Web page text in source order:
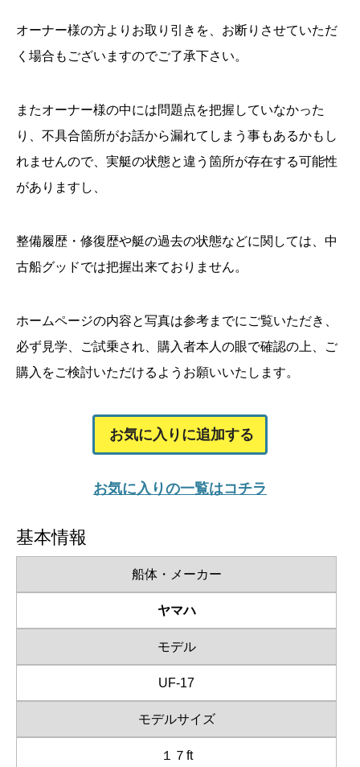
オーナー様の方よりお取り引きを、お断りさせていただ
く場合もございますのでご了承下さい。
またオーナー様の中には問題点を把握していなかった
り、不具合箇所がお話から漏れてしまう事もあるかもし
れませんので、実艇の状態と違う箇所が存在する可能性
がありますし、
整備履歴・修復歴や艇の過去の状態などに関しては、中
古船グッドでは把握出来ておりません。
ホームページの内容と写真は参考までにご覧いただき、
必ず見学、ご試乗され、購入者本人の眼で確認の上、ご
購入をご検討いただけるようお願いいたします。
お気に入りに追加する
お気に入りの一覧はコチラ
基本情報
船体・メーカー
ヤマハ
モデル
UF-17
モデルサイズ
１７ft